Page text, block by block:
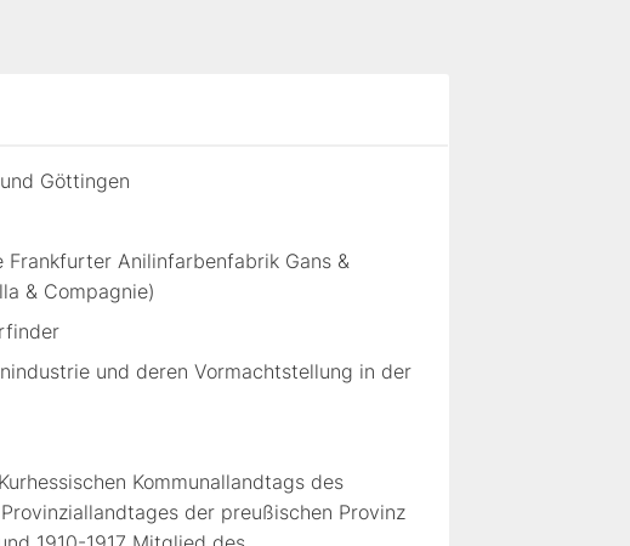
Göttingen
Anilinfarbenfabrik Gans &
& Compagnie)
und deren Vormachtstellung in der
Kommunallandtags des
der preußischen Provinz